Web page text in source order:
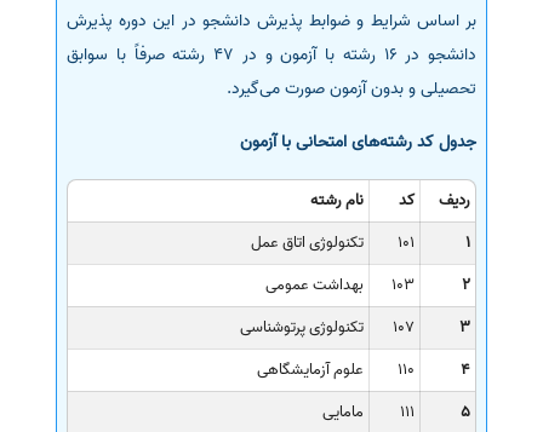
بر اساس شرایط و ضوابط پذیرش دانشجو در این دوره پذیرش
دانشجو در 16 رشته با آزمون و در 47 رشته صرفاً با سوابق
تحصیلی و بدون آزمون صورت می‌گیرد.
جدول کد رشته‌های امتحانی با آزمون
ردیف کد
نام رشته
1
101
تکنولوژی اتاق عمل
2
103
بهداشت عمومی
3
107
تکنولوژی پرتوشناسی
4
110
علوم آزمایشگاهی
5
111
مامایی